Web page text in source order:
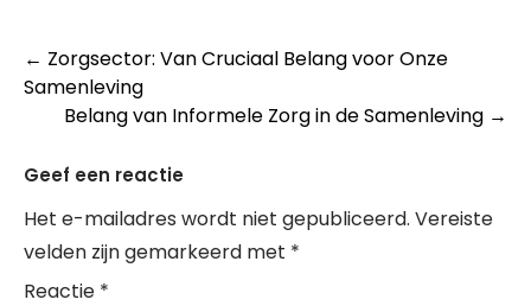
Post
navigation
← Zorgsector: Van Cruciaal Belang voor Onze
Samenleving
Belang van Informele Zorg in de Samenleving →
Geef een reactie
Het e-mailadres wordt niet gepubliceerd. Vereiste
velden zijn gemarkeerd met *
Reactie *